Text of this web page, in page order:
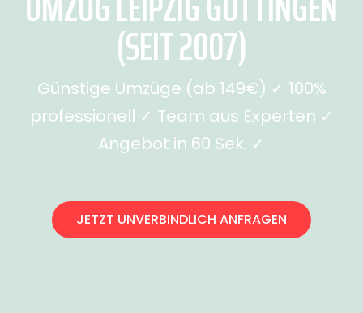
(SEIT 2007)
Günstige Umzüge (ab 149€) ✓ 100%
professionell ✓ Team aus Experten ✓
Angebot in 60 Sek. ✓
JETZT UNVERBINDLICH ANFRAGEN